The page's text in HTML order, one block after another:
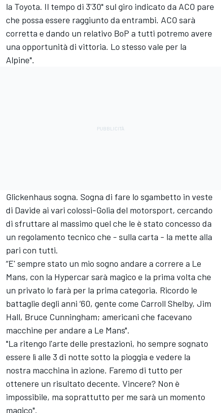
la Toyota. Il tempo di 3'30" sul giro indicato da ACO pare
che possa essere raggiunto da entrambi. ACO sarà
corretta e dando un relativo BoP a tutti potremo avere
una opportunità di vittoria. Lo stesso vale per la
Alpine".
Glickenhaus sogna. Sogna di fare lo sgambetto in veste
di Davide ai vari colossi-Golia del motorsport, cercando
di sfruttare al massimo quel che le è stato concesso da
un regolamento tecnico che - sulla carta - la mette alla
pari con tutti.
“E' sempre stato un mio sogno andare a correre a Le
Mans, con la Hypercar sarà magico e la prima volta che
un privato lo farà per la prima categoria. Ricordo le
battaglie degli anni ‘60, gente come Carroll Shelby, Jim
Hall, Bruce Cunningham; americani che facevano
macchine per andare a Le Mans".
"La ritengo l'arte delle prestazioni, ho sempre sognato
essere lì alle 3 di notte sotto la pioggia e vedere la
nostra macchina in azione. Faremo di tutto per
ottenere un risultato decente. Vincere? Non è
impossibile, ma soprattutto per me sarà un momento
magico".